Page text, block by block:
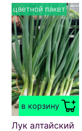
в корзину
цветной пакет
Лук алтайский